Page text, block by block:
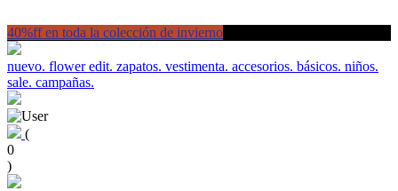
40%ff en toda la colección de invierno
nuevo. flower edit. zapatos. vestimenta. accesorios. básicos. niños.
sale. campañas.
(
0
)